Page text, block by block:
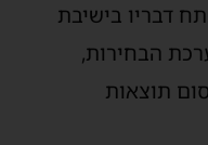
דבריו בישיבת
הבחירות,
תוצאות